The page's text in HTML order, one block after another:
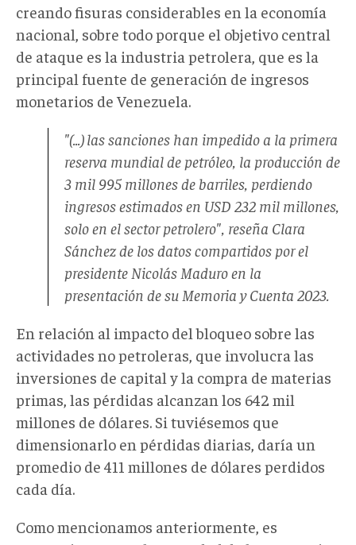
creando fisuras considerables en la economía
nacional, sobre todo porque el objetivo central
de ataque es la industria petrolera, que es la
principal fuente de generación de ingresos
monetarios de Venezuela.
"(...) las sanciones han impedido a la primera
reserva mundial de petróleo, la producción de
3 mil 995 millones de barriles, perdiendo
ingresos estimados en USD 232 mil millones,
solo en el sector petrolero", reseña Clara
Sánchez de los datos compartidos por el
presidente Nicolás Maduro en la
presentación de su Memoria y Cuenta 2023.
En relación al impacto del bloqueo sobre las
actividades no petroleras, que involucra las
inversiones de capital y la compra de materias
primas, las pérdidas alcanzan los 642 mil
millones de dólares. Si tuviésemos que
dimensionarlo en pérdidas diarias, daría un
promedio de 411 millones de dólares perdidos
cada día.
Como mencionamos anteriormente, es